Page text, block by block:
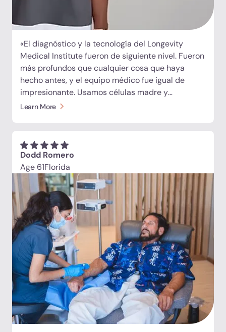
«El diagnóstico y la tecnología del Longevity
Medical Institute fueron de siguiente nivel. Fueron
más profundos que cualquier cosa que haya
hecho antes, y el equipo médico fue igual de
impresionante. Usamos células madre y
exosomas intravenosos como parte de un plan de
necesitaban atención y apoyo nutracéutico
específico. Pude observar cómo la aguja llegaba
exactamente a donde tenía que ir, y me
mostraron los hechos en los que se basaba cada
decisión, así que sabía que no se trataba de
conjeturas».
Learn More
Dodd Romero
Age 61Florida